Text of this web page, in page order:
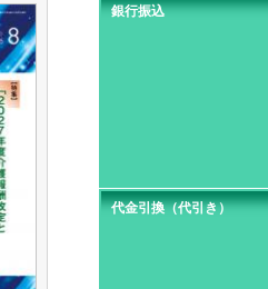
銀行振込
代金引換（代引き）